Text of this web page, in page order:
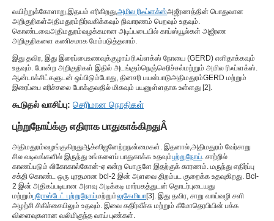
வயிற்றுக்கோளாறு,இதயம் எரிகிறது,அமில ரிஃப்ளக்ஸ்அஜீரணத்தின் பொதுவான
அறிகுறிகள்அதிமதுரம்நிர்வகிக்கவும் நிவாரணம் பெறவும் உதவும்.
கொண்டவைஅதிமதுரம்வழக்கமான அடிப்படையில் காப்ஸ்யூல்கள் அஜீரண
அறிகுறிகளை கணிசமாக மேம்படுத்தலாம்.
இது தவிர, இது இரைப்பைஉணவுக்குழாய் ரிஃப்ளக்ஸ் நோயை (GERD) எளிதாக்கவும்
உதவும். போன்ற அறிகுறிகள் இதில் அடங்கும்நெஞ்செரிச்சல்மற்றும் அமில ரிஃப்ளக்ஸ்.
ஆன்டாக்சிட்களுடன் ஒப்பிடும்போது, ​​தினசரி பயன்பாடுஅதிமதுரம்GERD மற்றும்
இரைப்பை எரிச்சலை போக்குவதில் மிகவும் பயனுள்ளதாக உள்ளது [2].
கூடுதல் வாசிப்பு: செரிமான நொதிகள்
புற்றுநோய்க்கு எதிராக பாதுகாக்கிறதுÂ
அதிமதுரம்வழங்குகிறதுஆக்ஸிஜனேற்றநன்மைகள். இதனால்,அதிமதுரம் வேர்சாறு
சில வடிவங்களில் இருந்து உங்களைப் பாதுகாக்க உதவும்புற்றுநோய். சாற்றில்
காணப்படும் லிகோகால்கோன்-ஏ என்ற பொருளே இதற்குக் காரணம். மருந்து எதிர்ப்பு
சக்தி கொண்ட ஒரு புரதமான bcl-2 இன் அளவை திறம்பட குறைக்க உதவுகிறது. Bcl-
2 இன் அதிகப்படியான அளவு அடிக்கடி மார்பகத்துடன் தொடர்புடையது
மற்றும்புரோஸ்டேட் புற்றுநோய்மற்றும்லுகேமியா[3]. இது தவிர, சாறு வாய்வழி சளி
அழற்சி சிகிச்சையிலும் உதவும். இவை கதிர்வீச்சு மற்றும் கீமோதெரபியின் பக்க
விளைவுகளான வலிமிகுந்த வாய் புண்கள்.